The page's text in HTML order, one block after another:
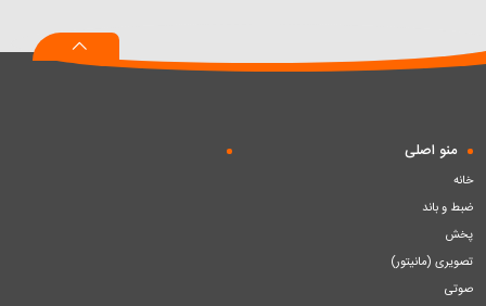
سبد
منو اصلی
خانه
ضبط و باند
پخش
تصویری (مانیتور)
صوتی